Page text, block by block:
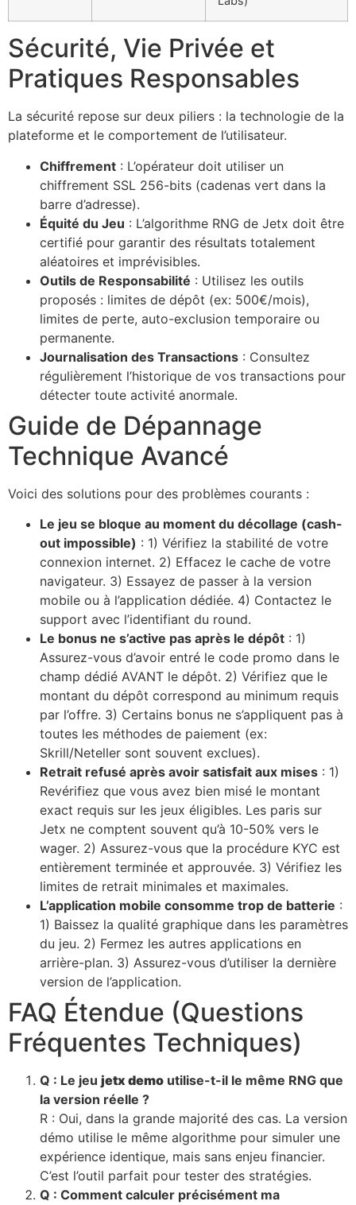
Sécurité, Vie Privée et
Pratiques Responsables
La sécurité repose sur deux piliers : la technologie de la
plateforme et le comportement de l’utilisateur.
Chiffrement : L’opérateur doit utiliser un
chiffrement SSL 256-bits (cadenas vert dans la
barre d’adresse).
Équité du Jeu : L’algorithme RNG de Jetx doit être
certifié pour garantir des résultats totalement
aléatoires et imprévisibles.
Outils de Responsabilité : Utilisez les outils
proposés : limites de dépôt (ex: 500€/mois),
limites de perte, auto-exclusion temporaire ou
permanente.
Journalisation des Transactions : Consultez
régulièrement l’historique de vos transactions pour
détecter toute activité anormale.
Guide de Dépannage
Technique Avancé
Voici des solutions pour des problèmes courants :
Le jeu se bloque au moment du décollage (cash-
out impossible) : 1) Vérifiez la stabilité de votre
connexion internet. 2) Effacez le cache de votre
navigateur. 3) Essayez de passer à la version
mobile ou à l’application dédiée. 4) Contactez le
support avec l’identifiant du round.
Le bonus ne s’active pas après le dépôt : 1)
Assurez-vous d’avoir entré le code promo dans le
champ dédié AVANT le dépôt. 2) Vérifiez que le
montant du dépôt correspond au minimum requis
par l’offre. 3) Certains bonus ne s’appliquent pas à
toutes les méthodes de paiement (ex:
Skrill/Neteller sont souvent exclues).
Retrait refusé après avoir satisfait aux mises : 1)
Revérifiez que vous avez bien misé le montant
exact requis sur les jeux éligibles. Les paris sur
Jetx ne comptent souvent qu’à 10-50% vers le
wager. 2) Assurez-vous que la procédure KYC est
entièrement terminée et approuvée. 3) Vérifiez les
limites de retrait minimales et maximales.
L’application mobile consomme trop de batterie :
1) Baissez la qualité graphique dans les paramètres
du jeu. 2) Fermez les autres applications en
arrière-plan. 3) Assurez-vous d’utiliser la dernière
version de l’application.
FAQ Étendue (Questions
Fréquentes Techniques)
Q : Le jeu jetx demo utilise-t-il le même RNG que
la version réelle ?
R : Oui, dans la grande majorité des cas. La version
démo utilise le même algorithme pour simuler une
expérience identique, mais sans enjeu financier.
C’est l’outil parfait pour tester des stratégies.
Q : Comment calculer précisément ma